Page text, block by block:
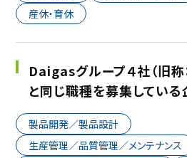
産休・育休
Daigasグループ４社（旧称
と同じ職種を募集してい
製品開発／製品設計
生産管理／品質管理／メンテナンス